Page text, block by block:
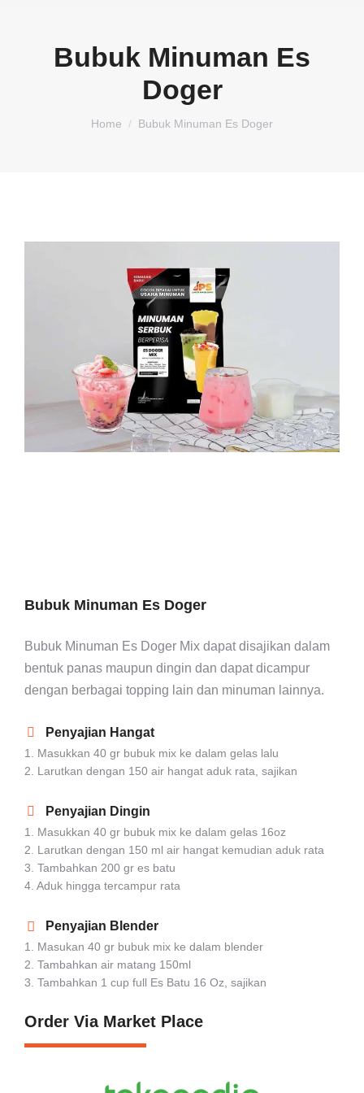
Bubuk Minuman Es
Doger
You are here:
Home Bubuk Minuman Es Doger
Bubuk Minuman Es Doger
Bubuk Minuman Es Doger Mix dapat disajikan dalam
bentuk panas maupun dingin dan dapat dicampur
dengan berbagai topping lain dan minuman lainnya.
Penyajian Hangat
1. Masukkan 40 gr bubuk mix ke dalam gelas lalu
2. Larutkan dengan 150 air hangat aduk rata, sajikan
Penyajian Dingin
1. Masukkan 40 gr bubuk mix ke dalam gelas 16oz
2. Larutkan dengan 150 ml air hangat kemudian aduk rata
3. Tambahkan 200 gr es batu
4. Aduk hingga tercampur rata
Penyajian Blender
1. Masukan 40 gr bubuk mix ke dalam blender
2. Tambahkan air matang 150ml
3. Tambahkan 1 cup full Es Batu 16 Oz, sajikan
Order Via Market Place